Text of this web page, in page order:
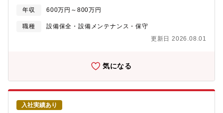
となって日々取り組んでいます。・立ち上げ期の今だからこそ、
で事業所を拡大・成長させていくことができるフェーズです。・
また、都心から2時間程度というアクセスの良さに加えて、豊かな
化に向けた注力事業のため、積極的に設備投資を行っています。
そのため自身の考えや提案を反映できることも多く、裁量を持っ
た業務ができます。【将来的に任せるミッション】新製品の設備
ョンとし、既存設備の改善・改良もお任せします。設備も内製化
す。（一部外注有）※新製品の受注プロセスは同社開発部や設計
部が行います。【ニッパツの特徴・魅力】・ばねの開発や生産で
培った自慢の技術を磨き応用し続け、国内・世界トップクラスの
シェア製品を多数保有する東証プライム上場メーカー・自動車部
品においては今後電気自動車、ハイブリッドカーへと製品の軸足
が移っていく中でも必ず必要とされる部品（ばね、シート等）を
年収 600万円～800万円
職種
設備保全・設備メンテナンス・保守
更新日 2026.08.01
気になる
入社実績あり